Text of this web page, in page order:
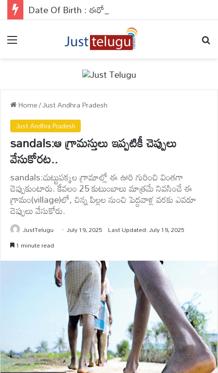
Home/Just Andhra Pradesh
Just Andhra Pradesh
sandals:ఆ గ్రామస్తులు ఇప్పటికీ చెప్పులు
వేసుకోరట..
sandals:చుట్టుపక్కల గ్రామాల్లో ఈ ఊరి గురించి వింతగా
చెప్పుకుంటారు. కేవలం 25 కుటుంబాలు మాత్రమే నివసించే ఈ
గ్రామం(village)లో, చిన్న పిల్లల నుంచి పెద్దవాళ్ల వరకు ఎవరూ
చెప్పులు వేసుకోరు.
JustTelugu July 19, 2025 Last Updated: July 19, 2025
1 minute read